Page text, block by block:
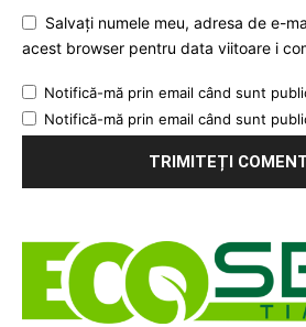
Salvați numele meu, adresa de e-
acest browser pentru data viitoare i
Notifică-mă prin email când sunt
Notifică-mă prin email când sunt